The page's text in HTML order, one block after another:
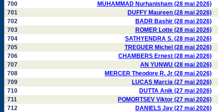
700
MUHAMMAD Nurhanisham (28 mai 2026)
701
DUFFY Maureen (28 mai 2026)
702
BADR Bashir (28 mai 2026)
703
ROMER Lotte (28 mai 2026)
704
SATHYENDRA S. (28 mai 2026)
705
TREGUER Michel (28 mai 2026)
706
CHAMBERS Ernest (28 mai 2026)
707
AN YUNWU (28 mai 2026)
708
MERCER Theodore R. Jr (28 mai 2026)
709
LUCAS Marcia (27 mai 2026)
710
DUTTA Anik (27 mai 2026)
711
POMORTSEV Viktor (27 mai 2026)
712
DANIELS Jay (27 mai 2026)